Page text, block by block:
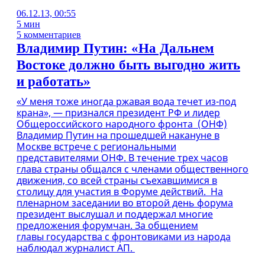
06.12.13, 00:55
5 мин
5 комментариев
Владимир Путин: «На Дальнем
Востоке должно быть выгодно жить
и работать»
«У меня тоже иногда ржавая вода течет из-под
крана», — признался президент РФ и лидер
Общероссийского народного фронта (ОНФ)
Владимир Путин на прошедшей накануне в
Москве встрече с региональными
представителями ОНФ. В течение трех часов
глава страны общался с членами общественного
движения, со всей страны съехавшимися в
столицу для участия в Форуме действий. На
пленарном заседании во второй день форума
президент выслушал и поддержал многие
предложения форумчан. За общением
главы государства с фронтовиками из народа
наблюдал журналист АП.